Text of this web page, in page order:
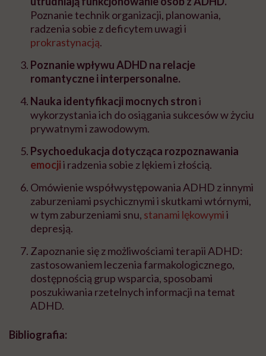
Poznanie technik organizacji, planowania,
radzenia sobie z deficytem uwagi i
prokrastynacją.
Poznanie wpływu ADHD na relacje
romantyczne i interpersonalne.
Nauka identyfikacji mocnych stroni
wykorzystania ich do osiągania sukcesów w życiu
prywatnym i zawodowym.
Psychoedukacja dotycząca rozpoznawania
emocjii radzenia sobie z lękiem i złością.
Omówienie współwystępowania ADHD z innymi
zaburzeniami psychicznymi i skutkami wtórnymi,
w tym zaburzeniami snu, stanami lękowymii
depresją.
Zapoznanie się z możliwościami terapii ADHD:
zastosowaniem leczenia farmakologicznego,
dostępnością grup wsparcia, sposobami
poszukiwania rzetelnych informacji na temat
ADHD.
Bibliografia: